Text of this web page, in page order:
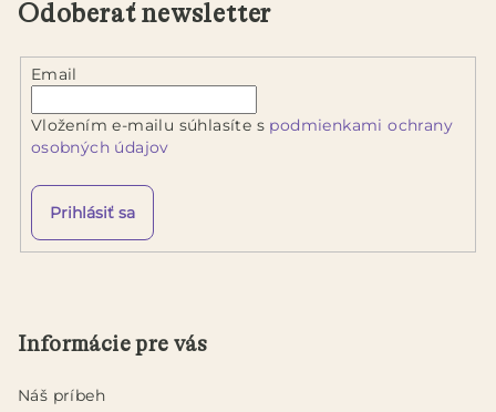
Odoberať newsletter
Email
Vložením e-mailu súhlasíte s podmienkami ochrany
osobných údajov
Prihlásiť sa
Informácie pre vás
Náš príbeh